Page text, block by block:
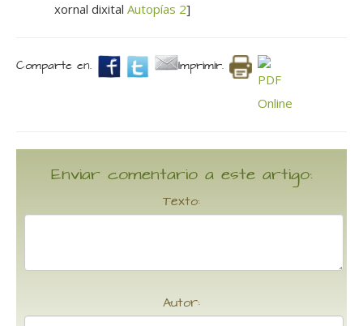
xornal dixitalAutopías 2]
Comparte en. Imprimir.
Enviar comentario a este artigo:
Texto:
Autor: